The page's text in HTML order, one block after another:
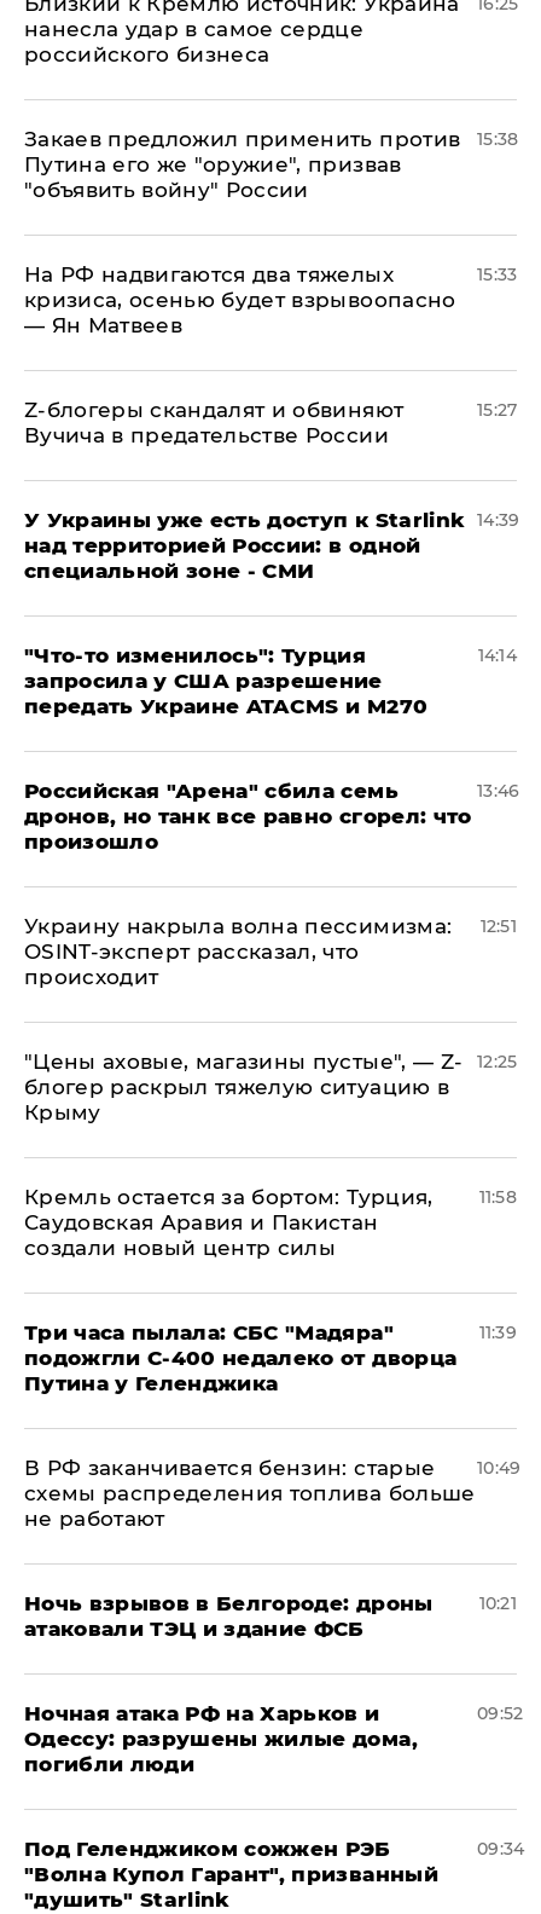
нанесла удар в самое сердце
российского бизнеса
Закаев предложил применить против
Путина его же "оружие", призвав
"объявить войну" России
15:38
На РФ надвигаются два тяжелых
кризиса, осенью будет взрывоопасно
— Ян Матвеев
15:33
Z-блогеры скандалят и обвиняют
Вучича в предательстве России
15:27
У Украины уже есть доступ к Starlink
над территорией России: в одной
специальной зоне - СМИ
14:39
​"Что-то изменилось": Турция
запросила у США разрешение
передать Украине ATACMS и M270
14:14
​Российская "Арена" сбила семь
дронов, но танк все равно сгорел: что
произошло
13:46
​Украину накрыла волна пессимизма:
OSINT-эксперт рассказал, что
происходит
12:51
​"Цены аховые, магазины пустые", — Z-
блогер раскрыл тяжелую ситуацию в
Крыму
12:25
​Кремль остается за бортом: Турция,
Саудовская Аравия и Пакистан
создали новый центр силы
11:58
Три часа пылала: СБС "Мадяра"
подожгли С-400 недалеко от дворца
Путина у Геленджика
11:39
​В РФ заканчивается бензин: старые
схемы распределения топлива больше
не работают
10:49
​Ночь взрывов в Белгороде: дроны
атаковали ТЭЦ и здание ФСБ
10:21
​Ночная атака РФ на Харьков и
Одессу: разрушены жилые дома,
погибли люди
09:52
Под Геленджиком сожжен РЭБ
"Волна Купол Гарант", призванный
"душить" Starlink
09:34